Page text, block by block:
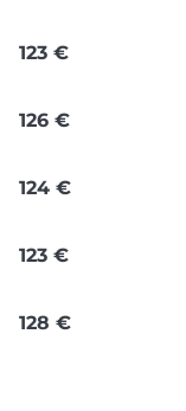
123 €
126 €
124 €
123 €
128 €